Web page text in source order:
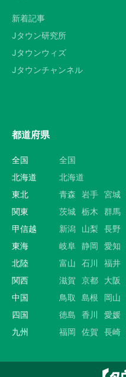
新着記事
Jタウン研究所
Jタウンウィズ
Jタウンチャンネル
都道府県
全国
全国
北海道
北海道
東北
青森 岩手 宮城
関東
茨城 栃木 群馬
甲信越
新潟 山梨
長野
東海
岐阜 静岡 愛知
北陸
富山 石川
福井
関西
滋賀 京都 大阪
中国
鳥取 島根 岡山
四国
徳島 香川 愛媛
九州
福岡 佐賀 長崎